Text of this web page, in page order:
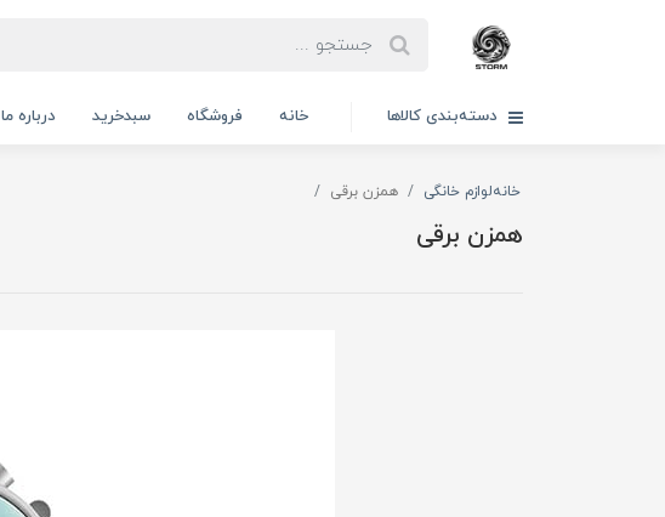
دسته‌بندی کالاها خانه فروشگاه سبدخرید درباره ما
خانهلوازم خانگی همزن برقی
همزن برقی